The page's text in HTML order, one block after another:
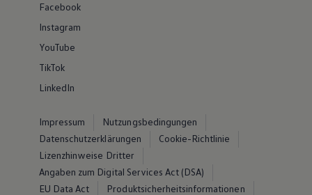
Facebook
Instagram
YouTube
TikTok
LinkedIn
Impressum
Nutzungsbedingungen
Datenschutzerklärungen
Cookie-Richtlinie
Lizenzhinweise Dritter
Angaben zum Digital Services Act (DSA)
EU Data Act
Produktsicherheitsinformationen